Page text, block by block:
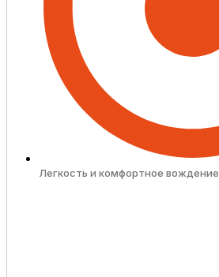
Легкость и комфортное вождение